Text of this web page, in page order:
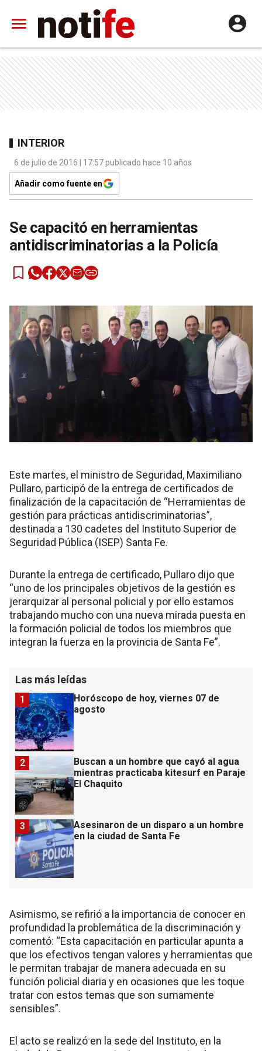
INTERIOR
6 de julio de 2016 | 17:57 publicado hace 10 años
Añadir como fuente en
Se capacitó en herramientas
antidiscriminatorias a la Policía
Este martes, el ministro de Seguridad, Maximiliano
Pullaro, participó de la entrega de certificados de
finalización de la capacitación de “Herramientas de
gestión para prácticas antidiscriminatorias”,
destinada a 130 cadetes del Instituto Superior de
Seguridad Pública (ISEP) Santa Fe.
Durante la entrega de certificado, Pullaro dijo que
“uno de los principales objetivos de la gestión es
jerarquizar al personal policial y por ello estamos
trabajando mucho con una nueva mirada puesta en
la formación policial de todos los miembros que
integran la fuerza en la provincia de Santa Fe”.
Las más leídas
Horóscopo de hoy, viernes 07 de
agosto
1
Buscan a un hombre que cayó al agua
mientras practicaba kitesurf en Paraje
El Chaquito
2
Asesinaron de un disparo a un hombre
en la ciudad de Santa Fe
3
Asimismo, se refirió a la importancia de conocer en
profundidad la problemática de la discriminación y
comentó: “Esta capacitación en particular apunta a
que los efectivos tengan valores y herramientas que
le permitan trabajar de manera adecuada en su
función policial diaria y en ocasiones que les toque
tratar con estos temas que son sumamente
sensibles”.
El acto se realizó en la sede del Instituto, en la